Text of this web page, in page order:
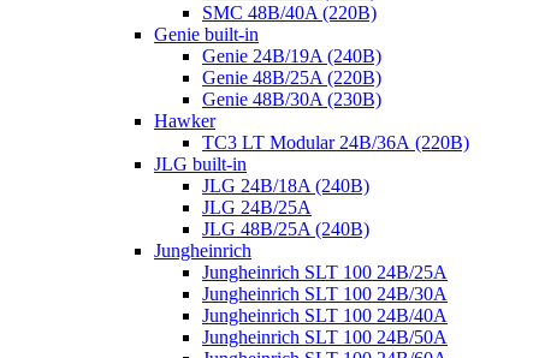
SMC 48B/40A (220B)
Genie built-in
Genie 24B/19A (240B)
Genie 48B/25A (220B)
Genie 48B/30A (230B)
Hawker
TC3 LT Modular 24В/36А (220B)
JLG built-in
JLG 24B/18A (240B)
JLG 24B/25A
JLG 48B/25A (240B)
Jungheinrich
Jungheinrich SLT 100 24B/25A
Jungheinrich SLT 100 24B/30A
Jungheinrich SLT 100 24B/40A
Jungheinrich SLT 100 24B/50A